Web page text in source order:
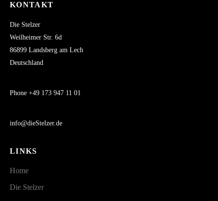
KONTAKT
Die Stelzer
Weilheimer Str. 6d
86899 Landsberg am Lech
Deutschland
Phone +49 173 947 11 01
info@dieStelzer.de
LINKS
Home
Die Stelzer